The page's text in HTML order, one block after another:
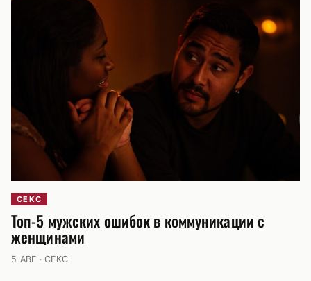
СЕКС
Топ-5 мужских ошибок в коммуникации с
женщинами
5 АВГ · СЕКС